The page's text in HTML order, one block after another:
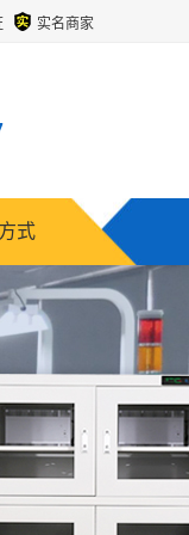
实名商家
式